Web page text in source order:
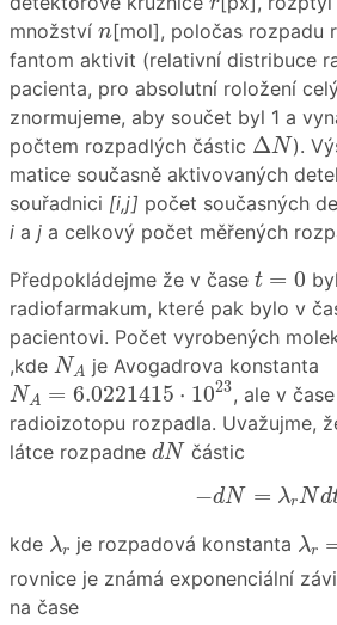
množství n
n[mol], poločas rozpadu
fantom aktivit (relativní distribuce
pacienta, pro absolutní roložení
znormujeme, aby součet byl 1 a
počtem rozpadlých částic ΔN
Δ N ).
matice současně aktivovaných
souřadnici [i,j] počet současných
i a j a celkový počet měřených
Předpokládejme že v čase t = 0
t =0
radiofarmakum, které pak bylo v
pacientovi. Počet vyrobených
,kde NA
NA je Avogadrova konstanta
NA = 6.0221415 ⋅ 1023
NA=6.0221415⋅1023, ale v čase
radioizotopu rozpadla. Uvažujme,
látce rozpadne dN
dN částic
−dN = λrNd
−dN λr Ndt
kde λr
λ je rozpadová konstanta λr
λ
rovnice je známá exponenciální
na čase